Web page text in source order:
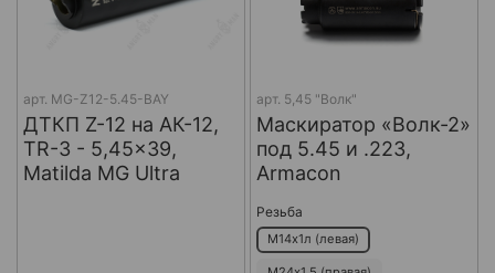
арт. MG-Z12-5.45-BAY
ДТКП Z-12 на АК-12,
TR-3 - 5,45x39,
Matilda MG Ultra
арт. 5,45 "Волк"
Маскиратор «Волк-2»
под 5.45 и .223,
Armacon
Резьба
М14х1л (левая)